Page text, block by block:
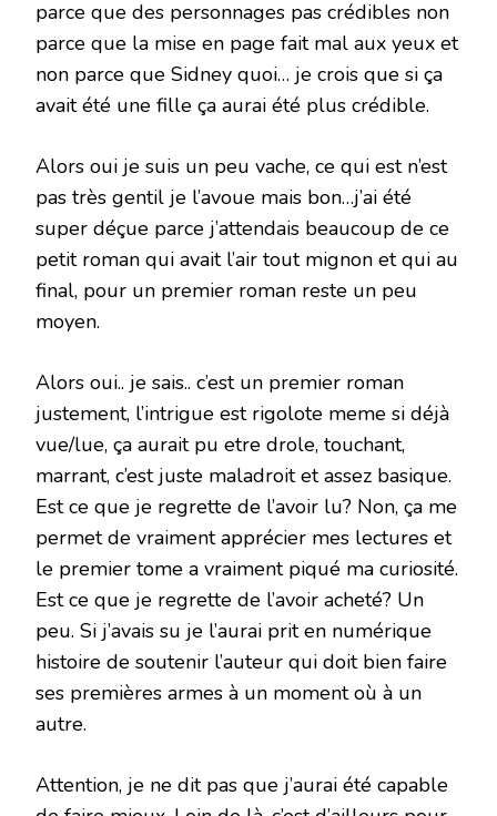
parce que des personnages pas crédibles non
parce que la mise en page fait mal aux yeux et
non parce que Sidney quoi… je crois que si ça
avait été une fille ça aurai été plus crédible.
Alors oui je suis un peu vache, ce qui est n’est
pas très gentil je l’avoue mais bon…j’ai été
super déçue parce j’attendais beaucoup de ce
petit roman qui avait l’air tout mignon et qui au
final, pour un premier roman reste un peu
moyen.
Alors oui.. je sais.. c’est un premier roman
justement, l’intrigue est rigolote meme si déjà
vue/lue, ça aurait pu etre drole, touchant,
marrant, c’est juste maladroit et assez basique.
Est ce que je regrette de l’avoir lu? Non, ça me
permet de vraiment apprécier mes lectures et
le premier tome a vraiment piqué ma curiosité.
Est ce que je regrette de l’avoir acheté? Un
peu. Si j’avais su je l’aurai prit en numérique
histoire de soutenir l’auteur qui doit bien faire
ses premières armes à un moment où à un
autre.
Attention, je ne dit pas que j’aurai été capable